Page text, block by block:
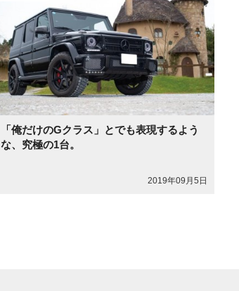
「俺だけのGクラス」とでも表現するよう
な、究極の1台。
2019年09月5日